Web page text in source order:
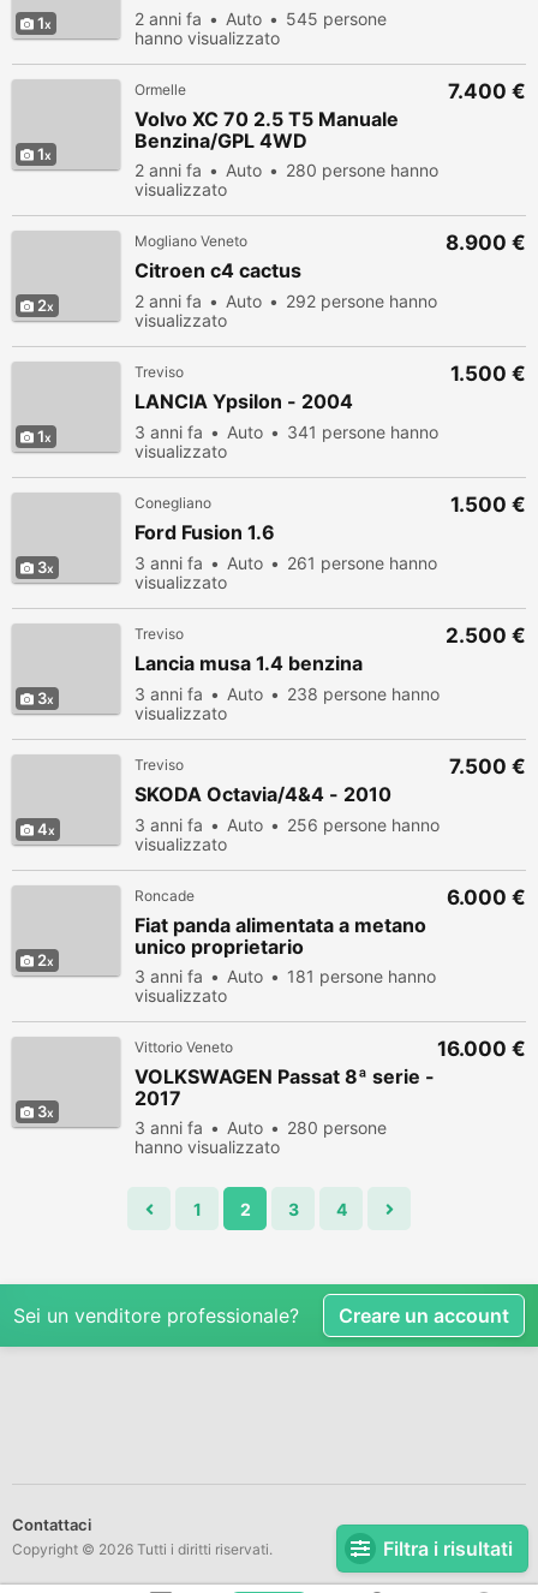
Filtra i risultati
1 2 anni fa Auto
545 persone
hanno visualizzato
1
Ormelle
Volvo XC 70 2.5 T5 Manuale
Benzina/GPL 4WD
2 anni fa Auto
280 persone hanno
visualizzato
7.400 €
2
Mogliano Veneto
Citroen c4 cactus
2 anni fa Auto
292 persone hanno
visualizzato
8.900 €
1
Treviso
LANCIA Ypsilon - 2004
3 anni fa Auto
341 persone hanno
visualizzato
1.500 €
3
Conegliano
Ford Fusion 1.6
3 anni fa Auto
261 persone hanno
visualizzato
1.500 €
3
Treviso
Lancia musa 1.4 benzina
3 anni fa Auto
238 persone hanno
visualizzato
2.500 €
4
Treviso
SKODA Octavia/4&4 - 2010
3 anni fa Auto
256 persone hanno
visualizzato
7.500 €
2
Roncade
Fiat panda alimentata a metano
unico proprietario
3 anni fa Auto
181 persone hanno
visualizzato
6.000 €
3
Vittorio Veneto
VOLKSWAGEN Passat 8ª serie -
2017
3 anni fa Auto
280 persone
hanno visualizzato
16.000 €
1 2 3 4
Sei un venditore professionale? Creare un account
Contattaci
Copyright © 2026 Tutti i diritti riservati.